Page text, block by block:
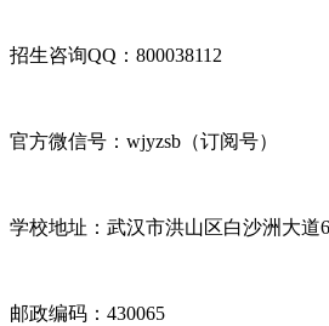
招生咨询QQ：800038112
官方微信号：wjyzsb（订阅号）
学校地址：武汉市洪山区白沙洲大道
邮政编码：430065